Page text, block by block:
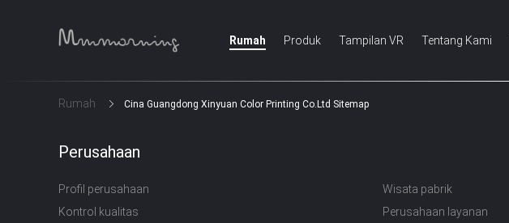
Rumah Produk Tampilan VR Tentang Kami
Rumah Cina Guangdong Xinyuan Color Printing Co.Ltd Sitemap
Perusahaan
Profil perusahaan Wisata pabrik
Kontrol kualitas
Perusahaan layanan